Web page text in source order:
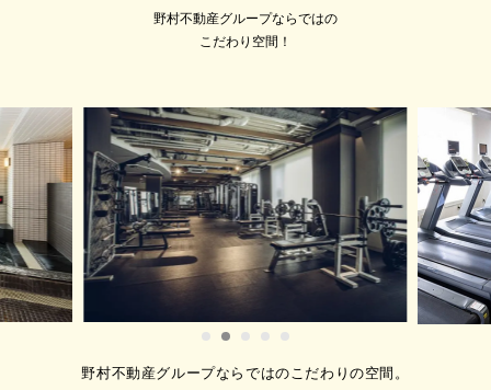
2026.07.30
★2026年メガロス名物ウォーキング
イベント★ 【…
2026.08.01
【選べるスタジオ体験】ホット
ヨーガ（温める）・マシンピラ
ティス（整える）体験のご案
内！
ホットプログラ…
野村不動産グループならではの
こだわり空間！
野村不動産グループならではのこだわりの空間。